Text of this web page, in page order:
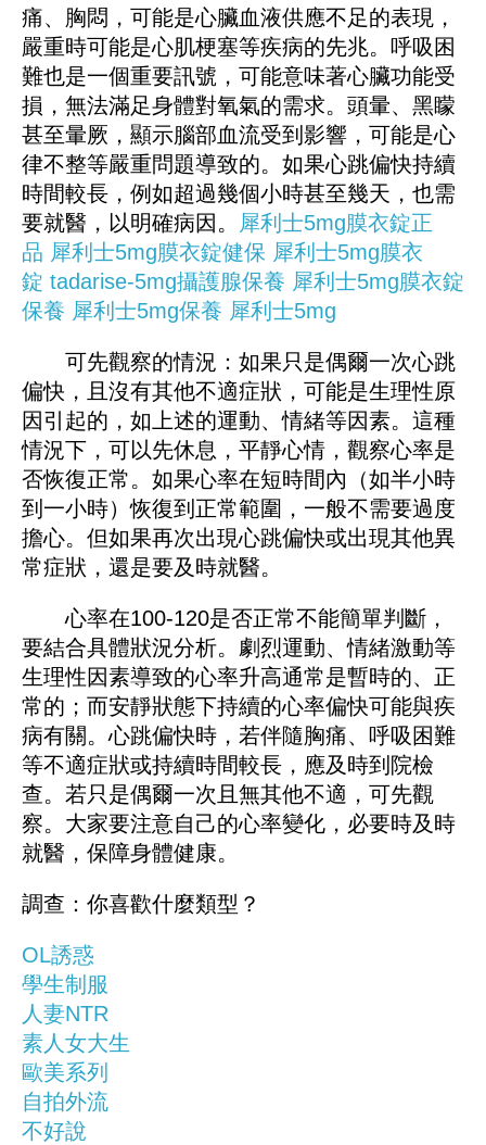
痛、胸悶，可能是心臟血液供應不足的表現，
嚴重時可能是心肌梗塞等疾病的先兆。呼吸困
難也是一個重要訊號，可能意味著心臟功能受
損，無法滿足身體對氧氣的需求。頭暈、黑矇
甚至暈厥，顯示腦部血流受到影響，可能是心
律不整等嚴重問題導致的。如果心跳偏快持續
時間較長，例如超過幾個小時甚至幾天，也需
要就醫，以明確病因。
犀利士5mg膜衣錠正
品 犀利士5mg膜衣錠健保 犀利士5mg膜衣
錠 tadarise-5mg攝護腺保養 犀利士5mg膜衣錠
保養 犀利士5mg保養 犀利士5mg
可先觀察的情況：如果只是偶爾一次心跳
偏快，且沒有其他不適症狀，可能是生理性原
因引起的，如上述的運動、情緒等因素。這種
情況下，可以先休息，平靜心情，觀察心率是
否恢復正常。如果心率在短時間內（如半小時
到一小時）恢復到正常範圍，一般不需要過度
擔心。但如果再次出現心跳偏快或出現其他異
常症狀，還是要及時就醫。
心率在100-120是否正常不能簡單判斷，
要結合具體狀況分析。劇烈運動、情緒激動等
生理性因素導致的心率升高通常是暫時的、正
常的；而安靜狀態下持續的心率偏快可能與疾
病有關。心跳偏快時，若伴隨胸痛、呼吸困難
等不適症狀或持續時間較長，應及時到院檢
查。若只是偶爾一次且無其他不適，可先觀
察。大家要注意自己的心率變化，必要時及時
就醫，保障身體健康。
調查：你喜歡什麼類型？
OL誘惑
學生制服
人妻NTR
素人女大生
歐美系列
自拍外流
不好說